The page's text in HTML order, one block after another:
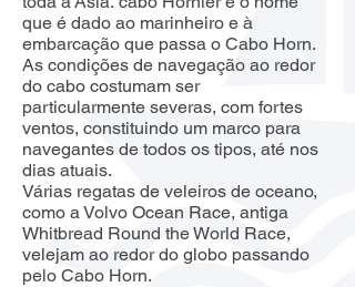
que é dado ao marinheiro e à
embarcação que passa o Cabo Horn.
As condições de navegação ao redor
do cabo costumam ser
particularmente severas, com fortes
ventos, constituindo um marco para
navegantes de todos os tipos, até nos
dias atuais.
Várias regatas de veleiros de oceano,
como aVolvo Ocean Race, antiga
Whitbread Round the World Race,
velejam ao redor do globo passando
pelo Cabo Horn.